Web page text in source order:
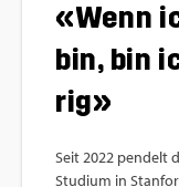
«Wenn
bin, bin
rig»
Seit 2022 pen­delt
Stu­di­um in